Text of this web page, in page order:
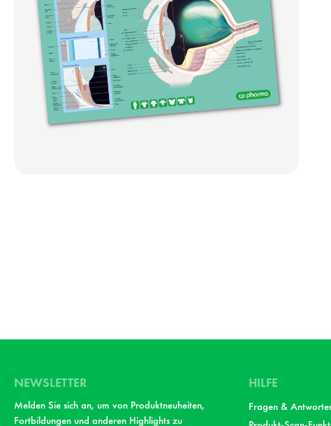
NEWSLETTER
Melden Sie sich an, um von Produktneuheiten,
Fortbildungen und anderen Highlights zu
HILFE
Fragen &